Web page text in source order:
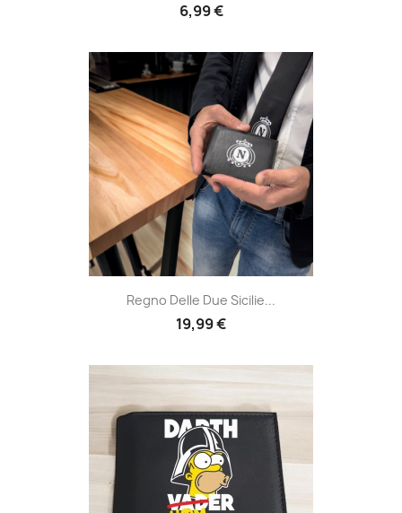
6,99 €
Regno Delle Due Sicilie...
19,99 €